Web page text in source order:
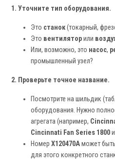
1. Уточните тип оборудования.
Это станок(токарный,
Это вентиляторили
Или, возможно, это насос,
промышленный узел?
2. Проверьте точное название.
Посмотрите на шильдик
оборудования. Нужно
агрегата (например,
Cincinnati Fan Series 1800
Номер X120470Aможет
для этого конкретного